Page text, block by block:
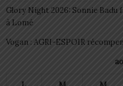
Glory Night 2026: Sonnie
à Lomé
Vogan : AGRI-ESPOIR